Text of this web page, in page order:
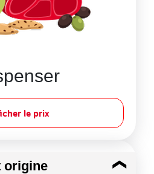
le prix
origine